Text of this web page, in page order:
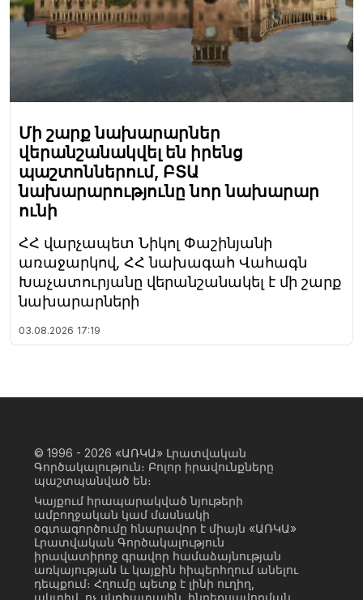
Մի շարք նախարարներ
վերանշանակվել են իրենց
պաշտոններում, ԲՏԱ
նախարարությունը նոր նախարար
ունի
ՀՀ վարչապետ Նիկոլ Փաշինյանի
առաջարկով, ՀՀ նախագահ Վահագն
Խաչատուրյանը վերանշանակել է մի շարք
նախարարների
03.08.2026 17:19
© 1996 - 2026 «ԱՌԿԱ» Լրատվական
Գործակալություն։ Բոլոր իրավունքները
պաշտպանված են։
Կայքում հրապարակված նյութերի
ամբողջական կամ մասնակի
օգտագործումը հնարավոր է միայն «ԱՌԿԱ»
Լրատվական Գործակալություն
իրավատիրոջ գրավոր համաձայնության
առկայության և կայքին հիպերհղում անելու
դեպքում։ Հղումը պետք է լինի ուղիղ,